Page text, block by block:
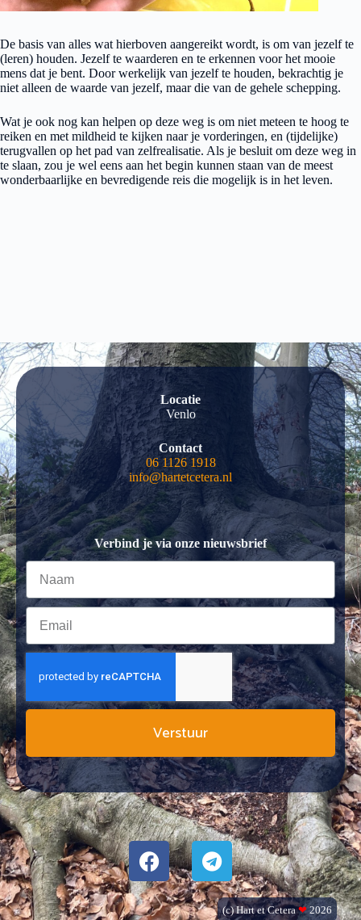
De basis van alles wat hierboven aangereikt wordt, is om van jezelf te
(leren) houden. Jezelf te waarderen en te erkennen voor het mooie
mens dat je bent. Door werkelijk van jezelf te houden, bekrachtig je
niet alleen de waarde van jezelf, maar die van de gehele schepping.
Wat je ook nog kan helpen op deze weg is om niet meteen te hoog te
reiken en met mildheid te kijken naar je vorderingen, en (tijdelijke)
terugvallen op het pad van zelfrealisatie. Als je besluit om deze weg in
te slaan, zou je wel eens aan het begin kunnen staan van de meest
wonderbaarlijke en bevredigende reis die mogelijk is in het leven.
Locatie
Venlo
Contact
06 1126 1918
info@hartetcetera.nl
Verbind je via onze nieuwsbrief
Verstuur
(c) Hart et Cetera❤2026